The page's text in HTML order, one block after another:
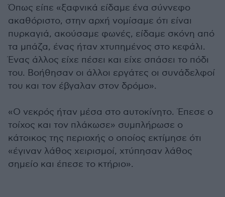
Όπως είπε «ξαφνικά είδαμε ένα σύννεφο
ακαθόριστο, στην αρχή νομίσαμε ότι είναι
πυρκαγιά, ακούσαμε φωνές, είδαμε σκόνη από
τα μπάζα, ένας ήταν χτυπημένος στο κεφάλι.
Ένας άλλος είχε πέσει και είχε σπάσει το πόδι
του. Βοήθησαν οι άλλοι εργάτες οι συνάδελφοί
του και τον έβγαλαν στον δρόμο».
«Ο νεκρός ήταν μέσα στο αυτοκίνητο. Έπεσε ο
τοίχος και τον πλάκωσε» συμπλήρωσε ο
κάτοικος της περιοχής ο οποίος εκτίμησε ότι
«έγιναν λάθος χειρισμοί, χτύπησαν λάθος
σημείο και έπεσε το κτήριο».